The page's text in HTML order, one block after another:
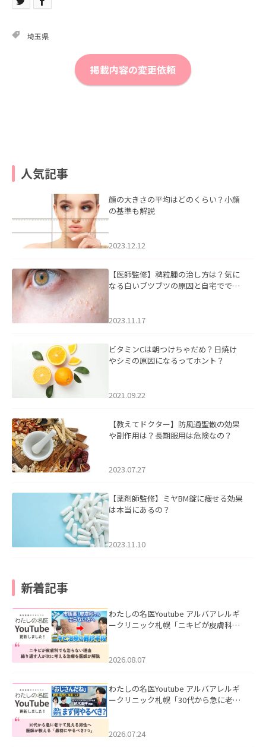
埼玉県
掲載内容の変更依頼
人気記事
顔の大きさの平均はどのくらい？小顔
の基準も解説
2023.12.12
【医師監修】稗粒腫の治し方は？気に
なる白いブツブツの原因と自宅ででき
2023.11.17
ビタミンCは朝つけちゃだめ？日焼け
やシミの原因になるってホント？
2021.09.22
【教えてドクター】防風通聖散の効果
や副作用は？長期服用は危険なの？
2023.07.27
【薬剤師監修】ミヤBM錠に痩せる効果
は本当にあるの？
2023.11.10
新着記事
わたしの名医Youtube アルバアレルギ
ークリニック札幌「ニキビが皮膚科で
ました。
2026.08.07
わたしの名医Youtube アルバアレルギ
ークリニック札幌「30代から急に老け
た。
2026.07.24